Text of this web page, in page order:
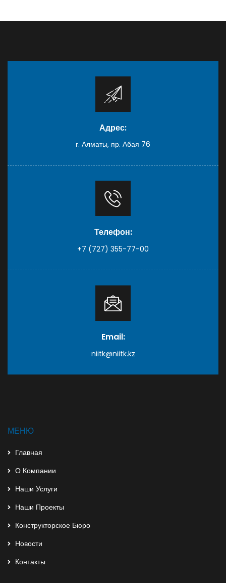
Адрес:
г. Алматы, пр. Абая 76
Телефон:
+7 (727) 355-77-00
Email:
niitk@niitk.kz
МЕНЮ
Главная
О Компании
Наши Услуги
Наши Проекты
Конструкторское Бюро
Новости
Контакты